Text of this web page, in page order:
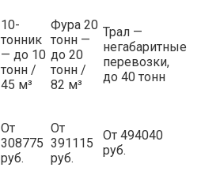
10-
тонник
— до 10
тонн /
45 м³
Фура 20
тонн —
до 20
тонн /
82 м³
Трал —
негабаритные
перевозки,
до 40 тонн
От
308775
руб.
От
391115
руб.
От 494040
руб.